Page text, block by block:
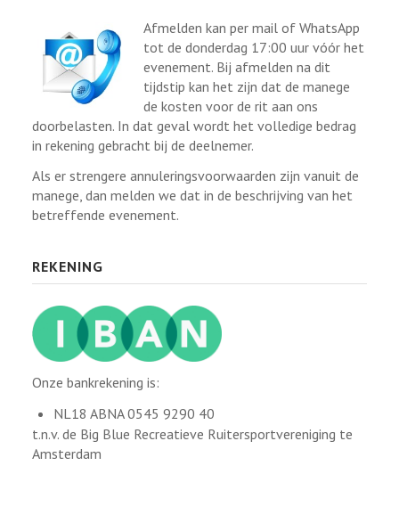
Afmelden kan per mail of WhatsApp
tot de donderdag 17:00 uur vóór het
evenement. Bij afmelden na dit
tijdstip kan het zijn dat de manege
de kosten voor de rit aan ons
doorbelasten. In dat geval wordt het volledige bedrag
in rekening gebracht bij de deelnemer.
Als er strengere annuleringsvoorwaarden zijn vanuit de
manege, dan melden we dat in de beschrijving van het
betreffende evenement.
REKENING
Onze bankrekening is:
NL18 ABNA 0545 9290 40
t.n.v. de Big Blue Recreatieve Ruitersportvereniging te
Amsterdam